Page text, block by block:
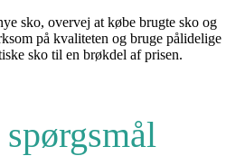
sko, overvej at købe brugte sko og
på kvaliteten og bruge pålidelige
sko til en brøkdel af prisen.